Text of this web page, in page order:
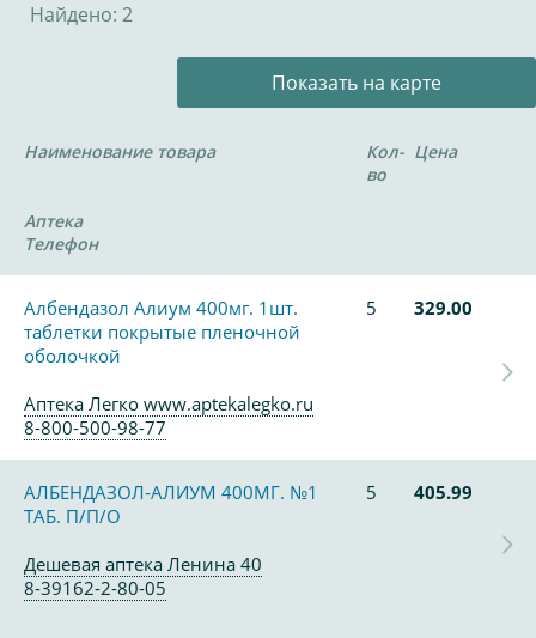
Найдено: 2
Показать на карте
Наименование товара
Кол-
во
Цена
Аптека
Телефон
Албендазол Алиум 400мг. 1шт.
таблетки покрытые пленочной
оболочкой
5 329.00
Аптека Легко www.aptekalegko.ru
8-800-500-98-77
АЛБЕНДАЗОЛ-АЛИУМ 400МГ. №1
ТАБ. П/П/О
5 405.99
Дешевая аптека Ленина 40
8-39162-2-80-05